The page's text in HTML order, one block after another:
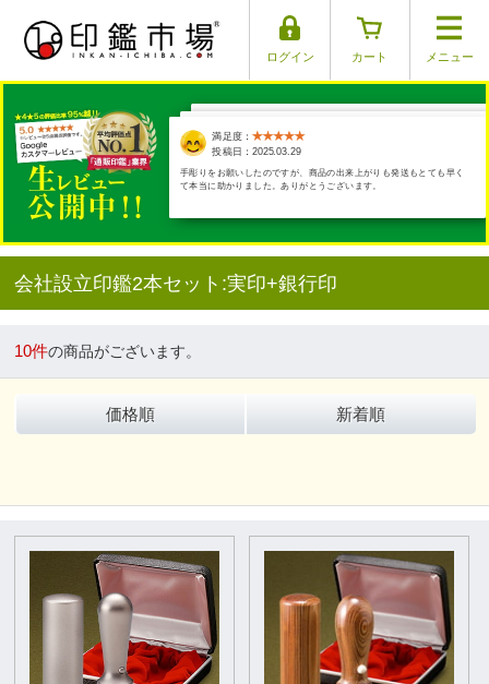
ログイン カート メニュー
満足度：
投稿日：2025.03.26
満足度：
投稿日：2025.03.29
満足度：
投稿日：2025.04.01
結婚する娘に実印と銀行印をプレゼント。 幸せになりますように💗と
願いをこめて🍀 実印は平仮名で二文字。 あっさりしすぎ？と思い手彫
満足度：
投稿日：2025.03.17
満足度：
投稿日：2025.03.30
会社設立印鑑2本セット:実印+銀行印
10件の商品がございます。
価格順 新着順